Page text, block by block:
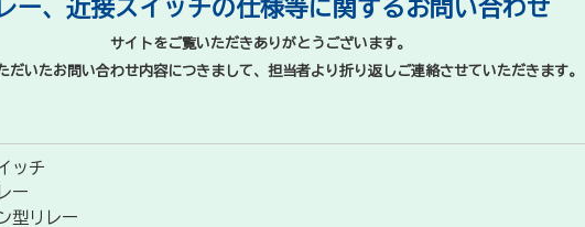
ー、近接スイッチの仕様等に関するお問い合わせ
サイトをご覧いただきありがとうございます。
だいたお問い合わせ内容につきまして、担当者より折り返しご連絡させていただきます。
ッチ
ー
型リレー